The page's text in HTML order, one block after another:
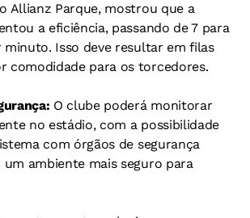
Allianz Parque, mostrou que a
a eficiência, passando de 7 para
minuto. Isso deve resultar em filas
comodidade para os torcedores.
O clube poderá monitorar
no estádio, com a possibilidade
com órgãos de segurança
ambiente mais seguro para